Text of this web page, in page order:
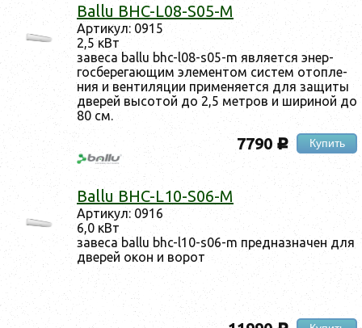
Ballu BHC-L08-S05-M
Ар­ти­кул: 0915
2,5 кВт
за­веса ballu bhc-l08-s05-m яв­ля­ет­ся энер­
госбе­рега­ющим эле­мен­том сис­тем отоп­ле­
ния и вен­ти­ляции при­меня­ет­ся для за­щиты
две­рей вы­сотой до 2,5 мет­ров и ши­риной до
80 см.
7790 c Купить
Ballu BHC-L10-S06-M
Ар­ти­кул: 0916
6,0 кВт
за­веса ballu bhc-l10-s06-m пред­назна­чен для
две­рей окон и во­рот